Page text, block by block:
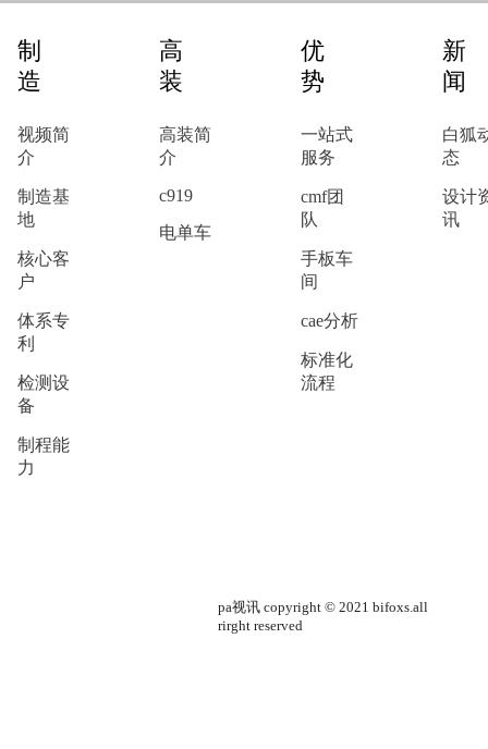
制
造
视频简
介
制造基
地
核心客
户
体系专
利
检测设
备
制程能
力
高
装
高装简
介
c919
电单车
优
势
一站式
服务
cmf团
队
手板车
间
cae分析
标准化
流程
新
闻
白狐
态
设计
讯
pa视讯 copyright © 2021 bifoxs.all
rirght reserved